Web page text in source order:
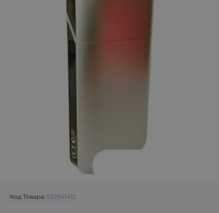
Код Товара: 532541412